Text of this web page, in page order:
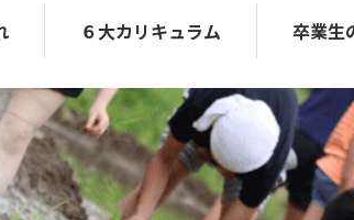
６大カリキュラム 卒業生